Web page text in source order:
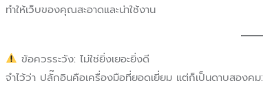
ทำให้เว็บของคุณสะอาดและน่าใช้งาน
ข้อควรระวัง: ไม่ใช่ยิ่งเยอะยิ่งดี
จำไว้ว่า ปลั๊กอินคือเครื่องมือที่ยอดเยี่ยม แต่ก็เป็นดาบสองคม: